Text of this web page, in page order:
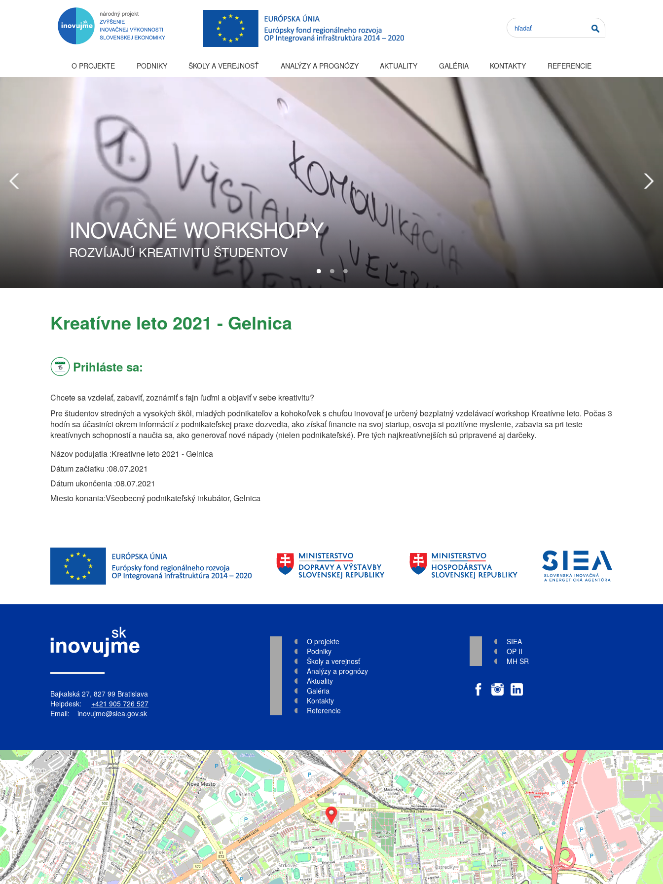
O PROJEKTE PODNIKY ŠKOLY A VEREJNOSŤ ANALÝZY A PROGNÓZY AKTUALITY GALÉRIA KONTAKTY REFERENCIE
INOVAČNÉWORKSHOPY
ROZVÍJAJÚ KREATIVITU ŠTUDENTOV
Kreatívne leto 2021 - Gelnica
Prihláste sa:
Chcete sa vzdelať, zabaviť, zoznámiť s fajn ľuďmi a objaviť v sebe kreativitu?
Pre študentov stredných a vysokých škôl, mladých podnikateľov a kohokoľvek s chuťou inovovať je určený bezplatný vzdelávací workshop Kreatívne leto. Počas 3
hodín sa účastníci okrem informácií z podnikateľskej praxe dozvedia, ako získať financie na svoj startup, osvoja si pozitívne myslenie, zabavia sa pri teste
kreatívnych schopností a naučia sa, ako generovať nové nápady (nielen podnikateľské). Pre tých najkreatívnejších sú pripravené aj darčeky.
Názov podujatia Kreatívne leto 2021 - Gelnica
Dátum začiatku 08.07.2021
Dátum ukončenia 08.07.2021
Miesto konaniaVšeobecný podnikateľský inkubátor, Gelnica
Bajkalská 27, 827 99 Bratislava
Helpdesk: +421 905 726 527
Email: inovujme@siea.gov.sk
O projekte
Podniky
Školy a verejnosť
Analýzy a prognózy
Aktuality
Galéria
Kontakty
Referencie
SIEA
OP II
MH SR